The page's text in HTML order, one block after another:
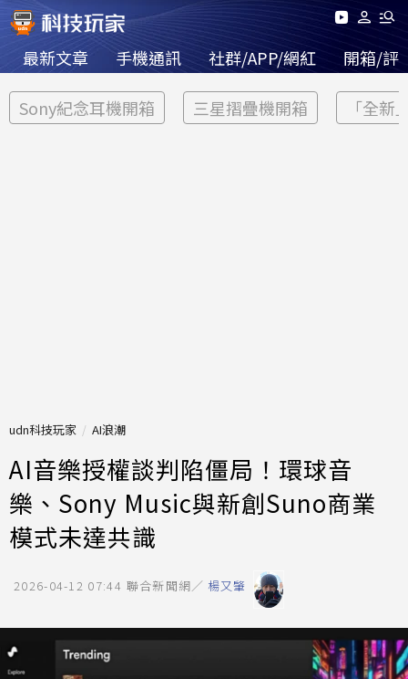
最新文章 手機通訊 社群/APP/網紅 開箱/評
Sony紀念耳機開箱 三星摺疊機開箱 「全新
udn科技玩家 AI浪潮
AI音樂授權談判陷僵局！環球音
樂、Sony Music與新創Suno商業
模式未達共識
2026-04-12 07:44 聯合新聞網／ 楊又肇